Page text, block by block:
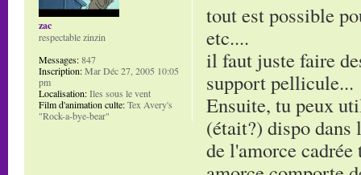
tout est possible
etc....
il faut juste faire
support pellicule...
Ensuite, tu peux
(était?) dispo
de l'amorce
zac
respectable zinzin
Messages:847
Inscription:Mar Déc 27, 2005 10:05
pm
Localisation:Iles sous le vent
Film d'animation culte:Tex Avery's
"Rock-a-bye-bear"